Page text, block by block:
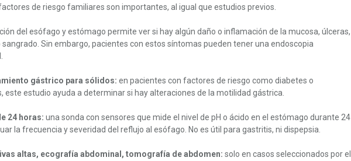
de riesgo familiares son importantes, al igual que estudios previos.
del esófago y estómago permite ver si hay algún daño o inflamación de la mucosa, úlceras,
Sin embargo, pacientes con estos síntomas pueden tener una endoscopia
gástrico para sólidos: en pacientes con factores de riesgo como diabetes o
este estudio ayuda a determinar si hay alteraciones de la motilidad gástrica.
24 horas: una sonda con sensores que mide el nivel de pH o ácido en el estómago durante 24
la frecuencia y severidad del reflujo al esófago. No es útil para gastritis, ni dispepsia.
altas, ecografía abdominal, tomografía de abdomen: solo en casos seleccionados por el